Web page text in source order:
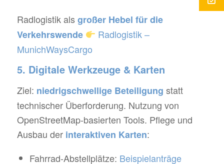
Radlogistik alsgroßer Hebel für die
Verkehrswende
Radlogistik –
MunichWaysCargo
5. Digitale Werkzeuge & Karten
Ziel: niedrigschwellige Beteiligung statt
technischer Überforderung. Nutzung von
OpenStreetMap-basierten Tools. Pflege und
Ausbau der interaktiven Karten:
Fahrrad-Abstellplätze: Beispielanträge